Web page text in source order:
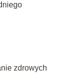
zdrowych